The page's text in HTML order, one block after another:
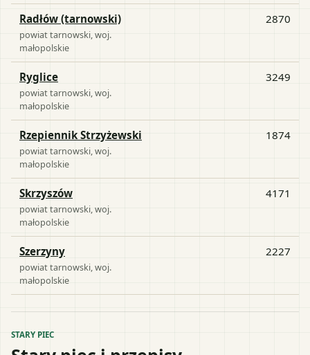
Radłów (tarnowski)
powiattarnowski , woj.
małopolskie
2870
Ryglice
powiattarnowski , woj.
małopolskie
3249
Rzepiennik Strzyżewski
powiattarnowski , woj.
małopolskie
1874
Skrzyszów
powiattarnowski , woj.
małopolskie
4171
Szerzyny
powiattarnowski , woj.
małopolskie
2227
STARY PIEC